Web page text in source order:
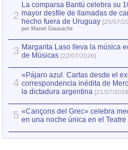
2
La comparsa Bantú celebra su
mayor desfile de llamadas de
hecho fuera de Uruguay [25/07/
por Manel Gausachs
3 Margarita Laso lleva la música
de Músicas [22/07/2026]
4
«Pájaro azul. Cartas desde el
correspondencia inédita de
la dictadura argentina [21/07/
5 «Cançons del Grec» celebra
en una noche única en el Teatre